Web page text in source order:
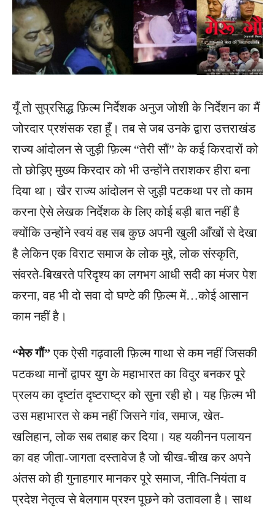
यूँ तो सुप्रसिद्ध फ़िल्म निर्देशक अनुज जोशी के निर्देशन का मैं
जोरदार प्रशंसक रहा हूँ। तब से जब उनके द्वारा उत्तराखंड
राज्य आंदोलन से जुड़ी फ़िल्म “तेरी सौं” के कई किरदारों को
तो छोड़िए मुख्य किरदार को भी उन्होंने तराशकर हीरा बना
दिया था। खैर राज्य आंदोलन से जुड़ी पटकथा पर तो काम
करना ऐसे लेखक निर्देशक के लिए कोई बड़ी बात नहीं है
क्योंकि उन्होंने स्वयं वह सब कुछ अपनी खुली आँखों से देखा
है लेकिन एक विराट समाज के लोक मुद्दे, लोक संस्कृति,
संवरते-बिखरते परिदृश्य का लगभग आधी सदी का मंजर पेश
करना, वह भी दो सवा दो घण्टे की फ़िल्म में…कोई आसान
काम नहीं है।
“मेरु गौं” एक ऐसी गढ़वाली फ़िल्म गाथा से कम नहीं जिसकी
पटकथा मानों द्वापर युग के महाभारत का विदुर बनकर पूरे
प्रलय का दृष्टांत दृष्टराष्ट्र को सुना रही हो। यह फ़िल्म भी
उस महाभारत से कम नहीं जिसने गांव, समाज, खेत-
खलिहान, लोक सब तबाह कर दिया। यह यकीनन पलायन
का वह जीता-जागता दस्तावेज है जो चीख-चीख कर अपने
अंतस को ही गुनाहगार मानकर पूरे समाज, नीति-नियंता व
प्रदेश नेतृत्व से बेलगाम प्रश्न पूछने को उतावला है। साथ